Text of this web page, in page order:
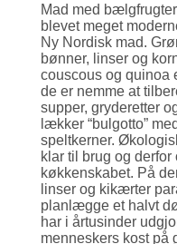
Mad med
blevet meget
Ny Nordisk mad.
bønner, linser og
couscous og quinoa
de er nemme at
supper, gryde­retter
lækker “bulgotto”
speltkerner. Økologiske bælgfrugter på dåse er
klar til brug og
køkken­skabet. På
linser og kikærter
planlægge et halvt døgn i
har i årtusinder
menneskers kost på